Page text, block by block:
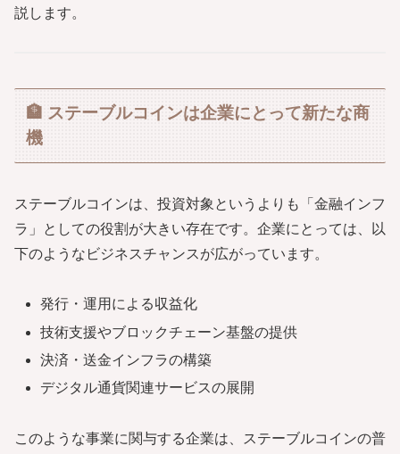
説します。
🏦 ステーブルコインは企業にとって新たな商
機
ステーブルコインは、投資対象というよりも「金融インフ
ラ」としての役割が大きい存在です。企業にとっては、以
下のようなビジネスチャンスが広がっています。
発行・運用による収益化
技術支援やブロックチェーン基盤の提供
決済・送金インフラの構築
デジタル通貨関連サービスの展開
このような事業に関与する企業は、ステーブルコインの普